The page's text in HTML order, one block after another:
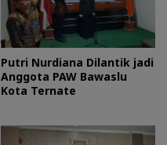
Putri Nurdiana Dilantik jadi
Anggota PAW Bawaslu
Kota Ternate